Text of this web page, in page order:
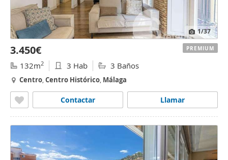
1/37
3.450€
132m2 3 Hab 3 Baños
Centro,Centro Histórico, Málaga
Llamar
Contactar
PREMIUM